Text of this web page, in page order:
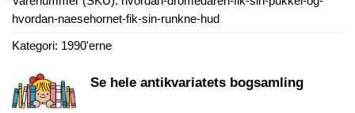
hvordan-naesehornet-fik-sin-runkne-hud
Kategori: 1990'erne
Se hele antikvariatets bogsamling